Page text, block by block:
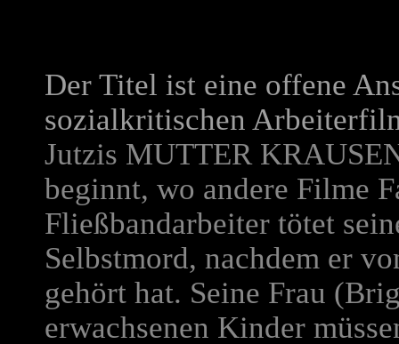
Der Titel ist eine offene
sozialkritischen
Jutzis MUTTER
beginnt, wo andere Filme
Fließbandarbeiter tötet
Selbstmord, nachdem er
gehört hat. Seine Frau
erwachsenen Kinder